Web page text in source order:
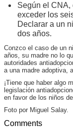
Según el CNA,
exceder los
Declarar a un
dos años.
Conzco el caso de un
años, su madre no lo
autoridades
a una madre adoptiva,
¡Tiene que haber algo
legislación
en favor de los niños
Foto por Miguel Salay.
Comments